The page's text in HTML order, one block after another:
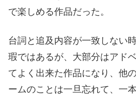
で楽しめる作品だった。
台詞と追及内容が一致しない
瑕ではあるが、大部分はアド
てよく出来た作品になり、他
ームのことは一旦忘れて、一